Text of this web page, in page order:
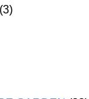
(3)